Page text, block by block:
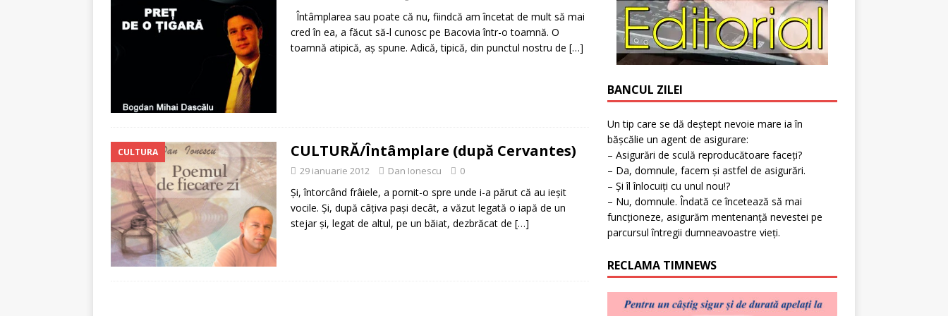
[ 5 august 2026 ]
Invitaţie la expoziţie în Reşiţa!
Întâmplarea sau poate că nu, fiindcă am încetat de mult să mai
cred în ea, a făcut să-l cunosc pe Bacovia într-o toamnă. O
toamnă atipică, aş spune. Adică, tipică, din punctul nostru de […]
CULTURA CULTURĂ/Întâmplare (după Cervantes)
29 ianuarie 2012 Dan Ionescu 0
Și, întorcând frâiele, a pornit-o spre unde i-a părut că au ieșit
vocile. Și, după câţiva pași decât, a văzut legată o iapă de un
stejar și, legat de altul, pe un băiat, dezbrăcat de […]
BANCUL ZILEI
Un tip care se dă deștept nevoie mare ia în
bășcălie un agent de asigurare:
– Asigurări de sculă reproducătoare faceți?
– Da, domnule, facem și astfel de asigurări.
– Și îl înlocuiți cu unul nou!?
– Nu, domnule. Îndată ce încetează să mai
funcționeze, asigurăm mentenanță nevestei pe
parcursul întregii dumneavoastre vieți.
RECLAMA TIMNEWS